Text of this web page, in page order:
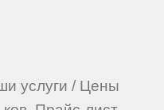
услуги / Цены